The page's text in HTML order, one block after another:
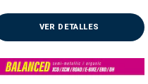
VER DETALLES